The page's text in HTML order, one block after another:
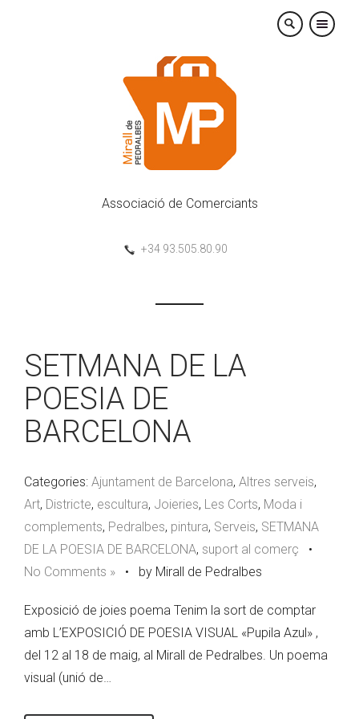
×
Associació de Comerciants
+34 93.505.80.90
SETMANA DE LA
POESIA DE
BARCELONA
Categories: Ajuntament de Barcelona, Altres serveis,
Art, Districte, escultura, Joieries, Les Corts, Moda i
complements, Pedralbes, pintura, Serveis, SETMANA
DE LA POESIA DE BARCELONA, suport al comerç •
No Comments » • by Mirall de Pedralbes
Exposició de joies poema Tenim la sort de comptar
amb L’EXPOSICIÓ DE POESIA VISUAL «Pupila Azul» ,
del 12 al 18 de maig, al Mirall de Pedralbes. Un poema
visual (unió de…